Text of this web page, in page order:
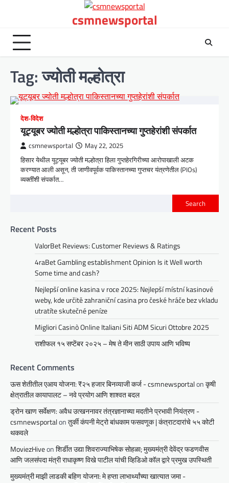
csmnewsportal
Tag:ज्योती मल्होत्रा
देश-विदेश
यूट्यूबर ज्योती मल्होत्रा पाकिस्तानच्या गुप्तहेरांशी संपर्कात
csmnewsportal May 22, 2025
हिसार येथील यूट्यूबर ज्योती मल्होत्रा हिला गुप्तहेरगिरीच्या आरोपाखाली अटक
करण्यात आली असून, ती जाणीवपूर्वक पाकिस्तानच्या गुप्तचर यंत्रणेतील (PIOs)
व्यक्तींशी संपर्कात…
Search
Recent Posts
ValorBet Reviews: Customer Reviews & Ratings
4raBet Gambling establishment Opinion Is it Well worth
Some time and cash?
Nejlepší online kasina v roce 2025: Nejlepší místní kasinové
weby, kde určitě zahraniční casina pro české hráče bez vkladu
utratíte skutečné peníze
Migliori Casinò Online Italiani Siti ADM Sicuri Ottobre 2025
राशीफल १५ सप्टेंबर २०२५ – मेष ते मीन साठी उपाय आणि भविष्य
Recent Comments
ऊस शेतीतील एआय योजना: ₹२५ हजार बिनव्याजी कर्ज - csmnewsportalonकृषी
क्षेत्रातील कायापालट – नवे प्रयोग आणि शाश्वत बदल
ड्रोन खाण सर्वेक्षण: अवैध उत्खननावर तंत्रज्ञानाच्या मदतीने प्रभावी नियंत्रण -
csmnewsportalonतुर्की कंपनी मेट्रो बांधकाम फसवणूक | कंत्राटदारांचे ५५ कोटी
थकवले
MoviezHiveonशिर्डीत उद्या शिवराज्याभिषेक सोहळा; मुख्यमंत्री देवेंद्र फडणवीस
आणि जलसंपदा मंत्री राधाकृष्ण विखे पाटील यांची व्हिडिओ कॉल द्वारे प्रमुख उपस्थिती
मुख्यमंत्री माझी लाडकी बहिण योजना: मे हप्ता लाभार्थ्यांच्या खात्यात जमा -